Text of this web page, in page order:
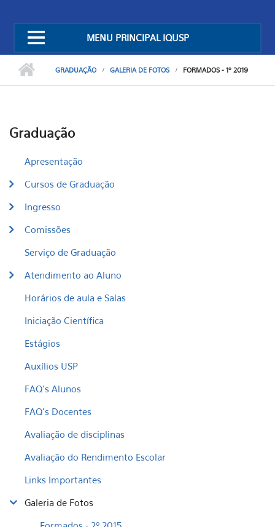
MENU PRINCIPAL IQUSP
GRADUAÇÃO GALERIA DE FOTOS FORMADOS - 1º 2019
Graduação
Apresentação
Cursos de Graduação
Ingresso
Comissões
Serviço de Graduação
Atendimento ao Aluno
Horários de aula e Salas
Iniciação Científica
Estágios
Auxílios USP
FAQ's Alunos
FAQ's Docentes
Avaliação de disciplinas
Avaliação do Rendimento Escolar
Links Importantes
Galeria de Fotos